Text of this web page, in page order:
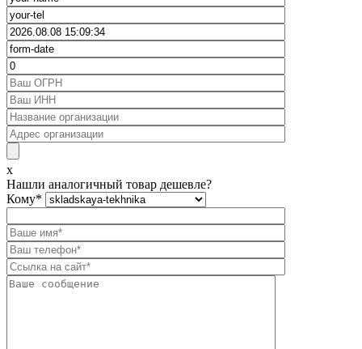
x
Нашли аналогичный товар дешевле?
Кому*